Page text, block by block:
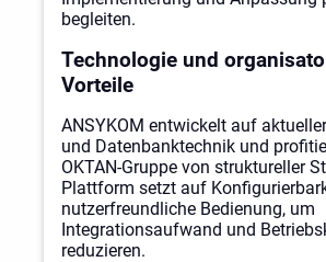
begleiten.
Technologie und
Vorteile
ANSYKOM entwickelt auf
und Datenbanktechnik und
OKTAN-Gruppe von struktureller
Plattform setzt auf
nutzerfreundliche Bedienung, um
Integrationsaufwand und
reduzieren.